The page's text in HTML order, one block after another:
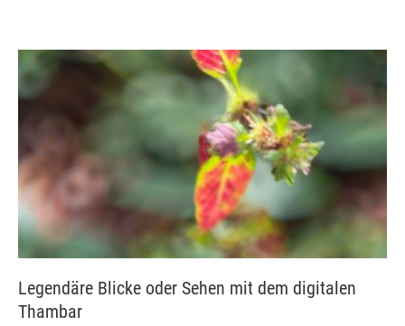
Legendäre Blicke oder Sehen mit dem digitalen
Thambar